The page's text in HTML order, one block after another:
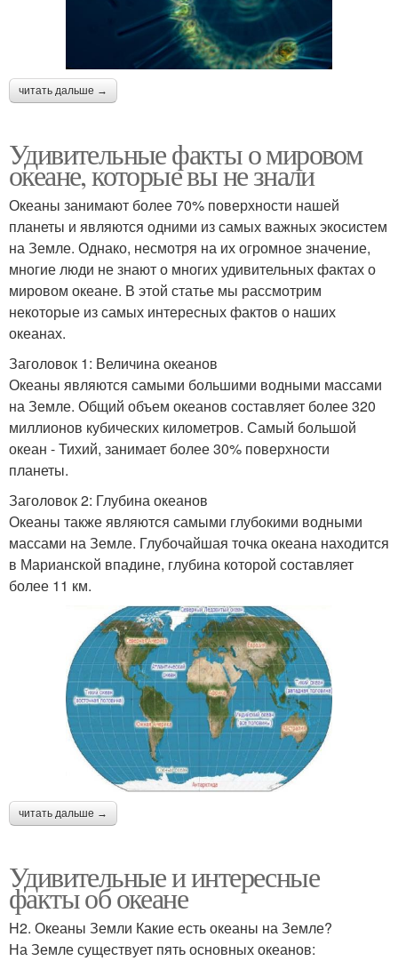
читать дальше →
Удивительные факты о мировом
океане, которые вы не знали
Океаны занимают более 70% поверхности нашей
планеты и являются одними из самых важных экосистем
на Земле. Однако, несмотря на их огромное значение,
многие люди не знают о многих удивительных фактах о
мировом океане. В этой статье мы рассмотрим
некоторые из самых интересных фактов о наших
океанах.
Заголовок 1: Величина океанов
Океаны являются самыми большими водными массами
на Земле. Общий объем океанов составляет более 320
миллионов кубических километров. Самый большой
океан - Тихий, занимает более 30% поверхности
планеты.
Заголовок 2: Глубина океанов
Океаны также являются самыми глубокими водными
массами на Земле. Глубочайшая точка океана находится
в Марианской впадине, глубина которой составляет
более 11 км.
читать дальше →
Удивительные и интересные
факты об океане
H2. Океаны Земли Какие есть океаны на Земле?
На Земле существует пять основных океанов: